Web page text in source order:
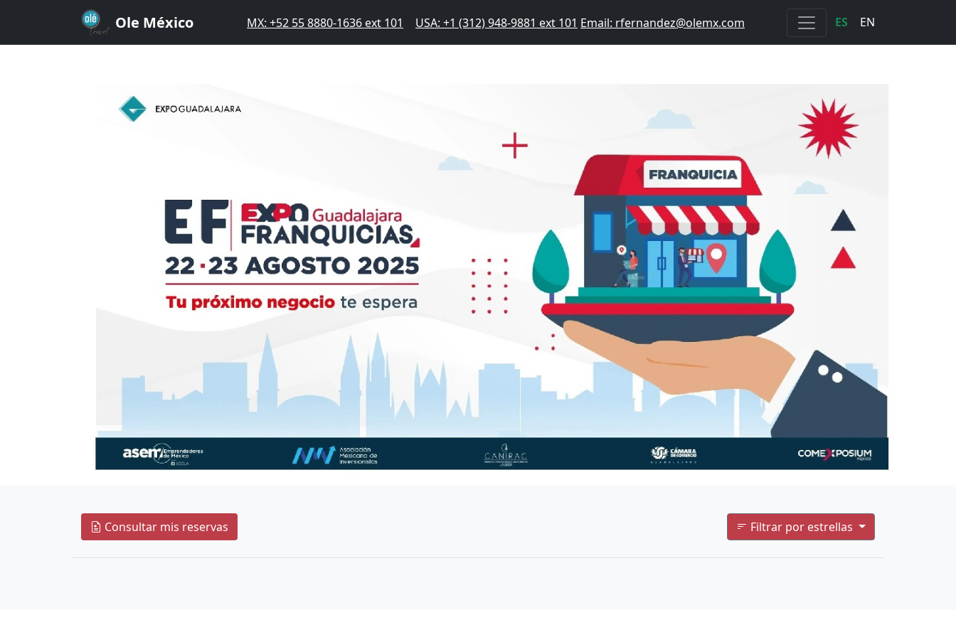
Ole México MX: +52 55 8880-1636 ext 101 USA: +1 (312) 948-9881 ext 101 Email: rfernandez@olemx.com ES EN
Consultar mis reservas Filtrar por estrellas